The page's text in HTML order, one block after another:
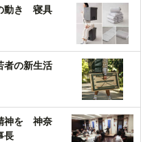
動き 寝具
の新生活
神を 神奈
長